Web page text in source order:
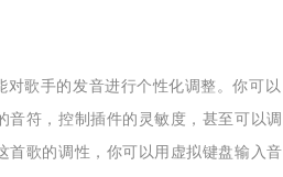
对歌手的发音进行个性化调整。你可以
符，控制插件的灵敏度，甚至可以调
首歌的调性，你可以用虚拟键盘输入音